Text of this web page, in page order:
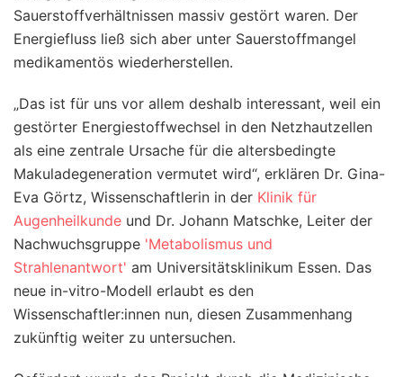
Sauerstoffverhältnissen massiv gestört waren. Der
Energiefluss ließ sich aber unter Sauerstoffmangel
medikamentös wiederherstellen.
„Das ist für uns vor allem deshalb interessant, weil ein
gestörter Energiestoffwechsel in den Netzhautzellen
als eine zentrale Ursache für die altersbedingte
Makuladegeneration vermutet wird“, erklären Dr. Gina-
Eva Görtz, Wissenschaftlerin in der Klinik für
Augenheilkunde und Dr. Johann Matschke, Leiter der
Nachwuchsgruppe 'Metabolismus und
Strahlenantwort' am Universitätsklinikum Essen. Das
neue in-vitro-Modell erlaubt es den
Wissenschaftler:innen nun, diesen Zusammenhang
zukünftig weiter zu untersuchen.